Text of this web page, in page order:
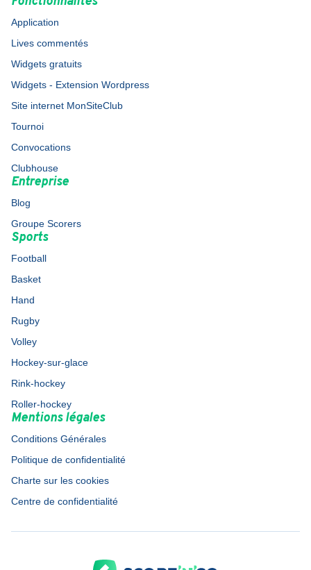
Application
Lives commentés
Widgets gratuits
Widgets - Extension Wordpress
Site internet MonSiteClub
Tournoi
Convocations
Clubhouse
Entreprise
Blog
Groupe Scorers
Sports
Football
Basket
Hand
Rugby
Volley
Hockey-sur-glace
Rink-hockey
Roller-hockey
Mentions légales
Conditions Générales
Politique de confidentialité
Charte sur les cookies
Centre de confidentialité